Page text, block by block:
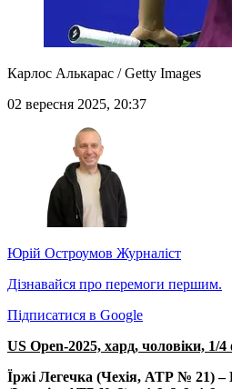
Карлос Алькарас / Getty Images
02 вересня 2025, 20:37
Юрій Остроумов Журналіст
Дізнавайся про перемоги першим.
Підписатися в Google
US Open-2025, хард, чоловіки, 1/4
Їржі Легечка (Чехія, АТР № 21) –